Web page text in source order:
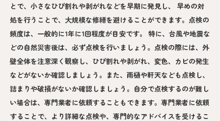
とで、小さなひび割れや剥がれなどを早期に発見し、 早めの対
処を行うことで、大規模な修繕を避けることができます。点検の
頻度は、一般的に1年に1回程度が目安です。 特に、台風や地震な
どの自然災害後は、必ず点検を行いましょう。点検の際には、外
壁全体を注意深く観察し、ひび割れや剥がれ、変色、カビの発生
などがないか確認しましょう。また、雨樋や軒天なども点検し、
詰まりや破損がないか確認しましょう。自分で点検するのが難し
い場合は、専門業者に依頼することもできます。専門業者に依頼
することで、より詳細な点検や、専門的なアドバイスを受けるこ